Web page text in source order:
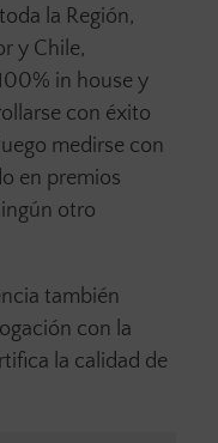
la Región,
y Chile,
in house y
con éxito
medirse con
en premios
otro
también
con la
la calidad de